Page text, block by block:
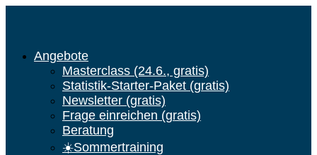
Angebote
Masterclass (24.6., gratis)
Statistik-Starter-Paket (gratis)
Newsletter (gratis)
Frage einreichen (gratis)
Beratung
☀️Sommertraining